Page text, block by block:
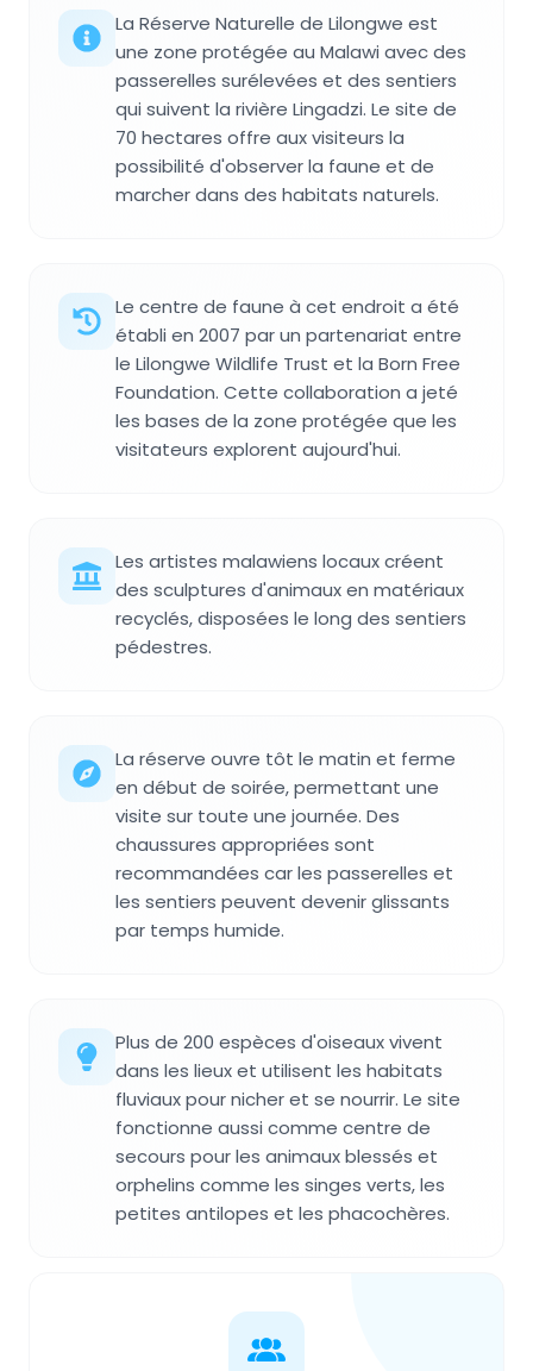
La Réserve Naturelle de Lilongwe est
une zone protégée au Malawi avec des
passerelles surélevées et des sentiers
qui suivent la rivière Lingadzi. Le site de
70 hectares offre aux visiteurs la
possibilité d'observer la faune et de
marcher dans des habitats naturels.
Le centre de faune à cet endroit a été
établi en 2007 par un partenariat entre
le Lilongwe Wildlife Trust et la Born Free
Foundation. Cette collaboration a jeté
les bases de la zone protégée que les
visitateurs explorent aujourd'hui.
Les artistes malawiens locaux créent
des sculptures d'animaux en matériaux
recyclés, disposées le long des sentiers
pédestres.
La réserve ouvre tôt le matin et ferme
en début de soirée, permettant une
visite sur toute une journée. Des
chaussures appropriées sont
recommandées car les passerelles et
les sentiers peuvent devenir glissants
par temps humide.
Plus de 200 espèces d'oiseaux vivent
dans les lieux et utilisent les habitats
fluviaux pour nicher et se nourrir. Le site
fonctionne aussi comme centre de
secours pour les animaux blessés et
orphelins comme les singes verts, les
petites antilopes et les phacochères.